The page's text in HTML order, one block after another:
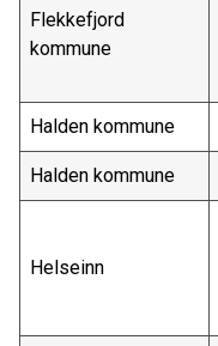
Flekkefjord
kommune
Halden kommune
Halden kommune
Helseinn